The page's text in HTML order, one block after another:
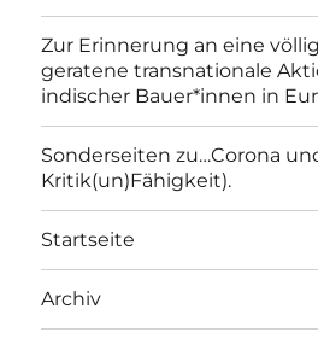
Zur Erinnerung an eine
geratene transnationale
indischer Bauer*innen in
Sonderseiten zu…Corona
Kritik(un)Fähigkeit).
Startseite
Archiv